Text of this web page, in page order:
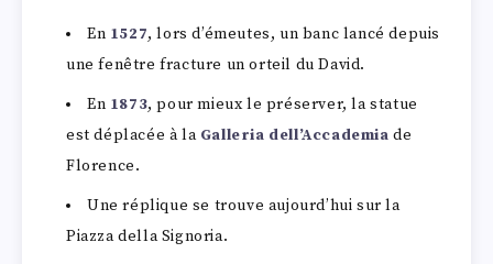
En 1527, lors d’émeutes, un banc lancé depuis
une fenêtre fracture un orteil du David.
En 1873, pour mieux le préserver, la statue
est déplacée à la Galleria dell’Accademia de
Florence.
Une réplique se trouve aujourd’hui sur la
Piazza della Signoria.